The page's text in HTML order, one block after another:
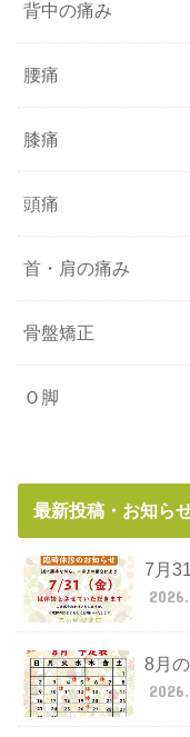
背中の痛み
腰痛
膝痛
頭痛
首・肩の痛み
骨盤矯正
Ｏ脚
最新投稿・お知ら
7月
8月